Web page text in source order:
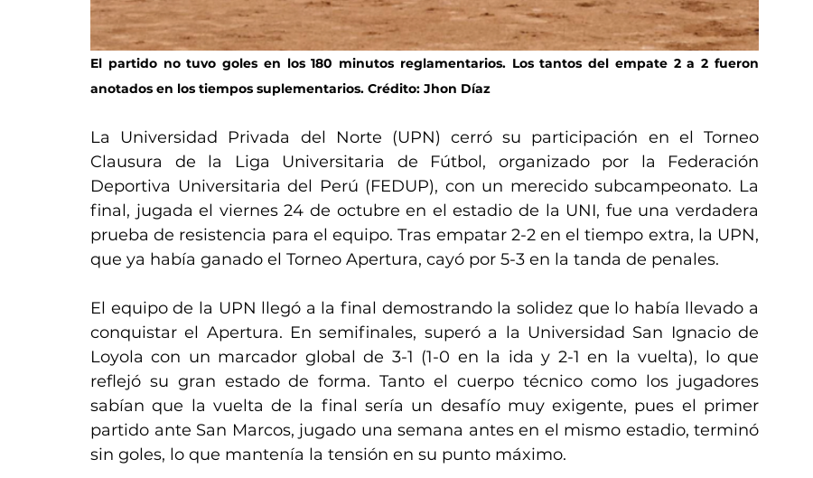
El partido no tuvo goles en los 180 minutos reglamentarios. Los tantos del empate 2 a 2 fueron
anotados en los tiempos suplementarios. Crédito: Jhon Díaz
La Universidad Privada del Norte (UPN) cerró su participación en el Torneo
Clausura de la Liga Universitaria de Fútbol, organizado por la Federación
Deportiva Universitaria del Perú (FEDUP), con un merecido subcampeonato. La
final, jugada el viernes 24 de octubre en el estadio de la UNI, fue una verdadera
prueba de resistencia para el equipo. Tras empatar 2-2 en el tiempo extra, la UPN,
que ya había ganado el Torneo Apertura, cayó por 5-3 en la tanda de penales.
El equipo de la UPN llegó a la final demostrando la solidez que lo había llevado a
conquistar el Apertura. En semifinales, superó a la Universidad San Ignacio de
Loyola con un marcador global de 3-1 (1-0 en la ida y 2-1 en la vuelta), lo que
reflejó su gran estado de forma. Tanto el cuerpo técnico como los jugadores
sabían que la vuelta de la final sería un desafío muy exigente, pues el primer
partido ante San Marcos, jugado una semana antes en el mismo estadio, terminó
sin goles, lo que mantenía la tensión en su punto máximo.